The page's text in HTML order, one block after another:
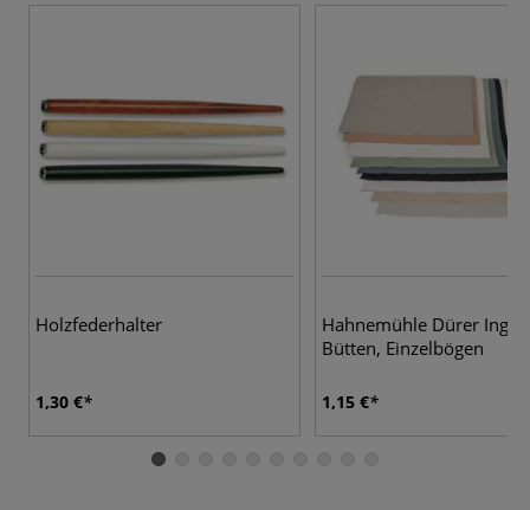
Holzfederhalter
1,30 €
Hahnemühle Dürer
Bütten, Einzelbögen
1,15 €